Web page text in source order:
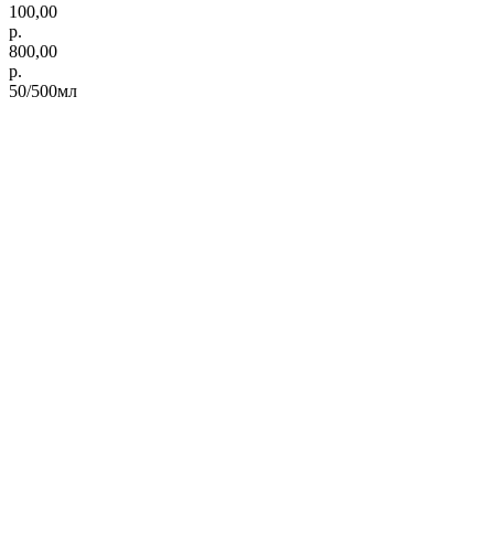
100,00
р.
800,00
р.
50/500мл